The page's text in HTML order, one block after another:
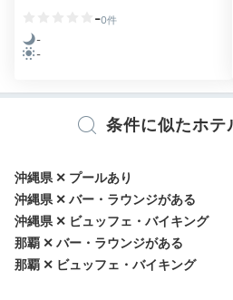
天然温泉「波上温泉（なみのう
在中、何度でも入っちゃいまし
シュするも◎
-0件
-
-
条件に似たホテ
沖縄県 ✕ プールあり
沖縄県 ✕ バー・ラウンジがある
沖縄県 ✕ ビュッフェ・バイキング
那覇 ✕ バー・ラウンジがある
那覇 ✕ ビュッフェ・バイキング